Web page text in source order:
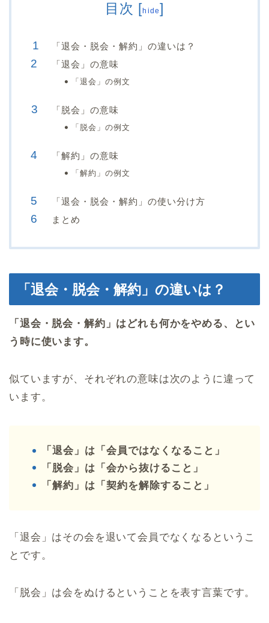
目次 [hide]
「退会・脱会・解約」の違いは？
「退会」の意味
「退会」の例文
「脱会」の意味
「脱会」の例文
「解約」の意味
「解約」の例文
「退会・脱会・解約」の使い分け方
まとめ
「退会・脱会・解約」の違いは？
「退会・脱会・解約」はどれも何かをやめる、とい
う時に使います。
似ていますが、それぞれの意味は次のように違って
います。
「退会」は「会員ではなくなること」
「脱会」は「会から抜けること」
「解約」は「契約を解除すること」
「退会」はその会を退いて会員でなくなるというこ
とです。
「脱会」は会をぬけるということを表す言葉です。